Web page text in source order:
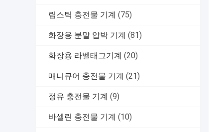
립스틱 충전물 기계 (75)
화장용 분말 압박 기계 (81)
화장용 라벨태그기계 (20)
매니큐어 충전물 기계 (21)
정유 충전물 기계 (9)
바셀린 충전물 기계 (10)